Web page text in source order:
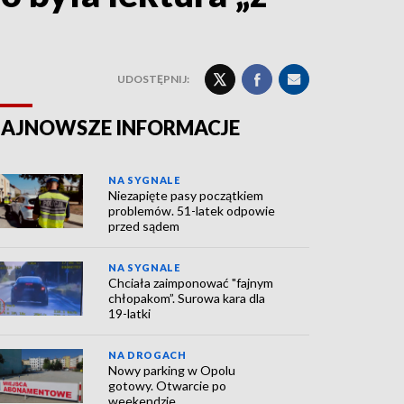
UDOSTĘPNIJ:
INFORMACJE
NA SYGNALE
Niezapięte pasy początkiem
problemów. 51-latek odpowie
przed sądem
NA SYGNALE
Chciała zaimponować "fajnym
chłopakom”. Surowa kara dla
19-latki
NA DROGACH
Nowy parking w Opolu
gotowy. Otwarcie po
weekendzie